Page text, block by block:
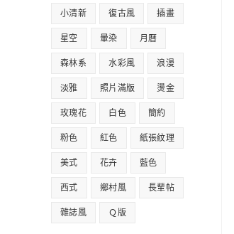
小清新 復古風 插畫
星空 暈染 月曆
森林系 水彩風 浪漫
淡雅 照片滿版 燙金
玫瑰花 白色 簡約
粉色 紅色 紙張紋理
美式 花卉 藍色
西式 鄉村風 長輩帖
雜誌風 Ｑ版